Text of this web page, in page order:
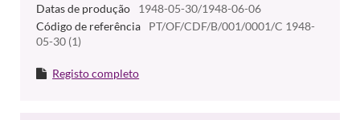
Datas de produção
1948-05-30/1948-06-06
Código de referência
PT/OF/CDF/B/001/0001/C 1948-
05-30 (1)
Registo completo